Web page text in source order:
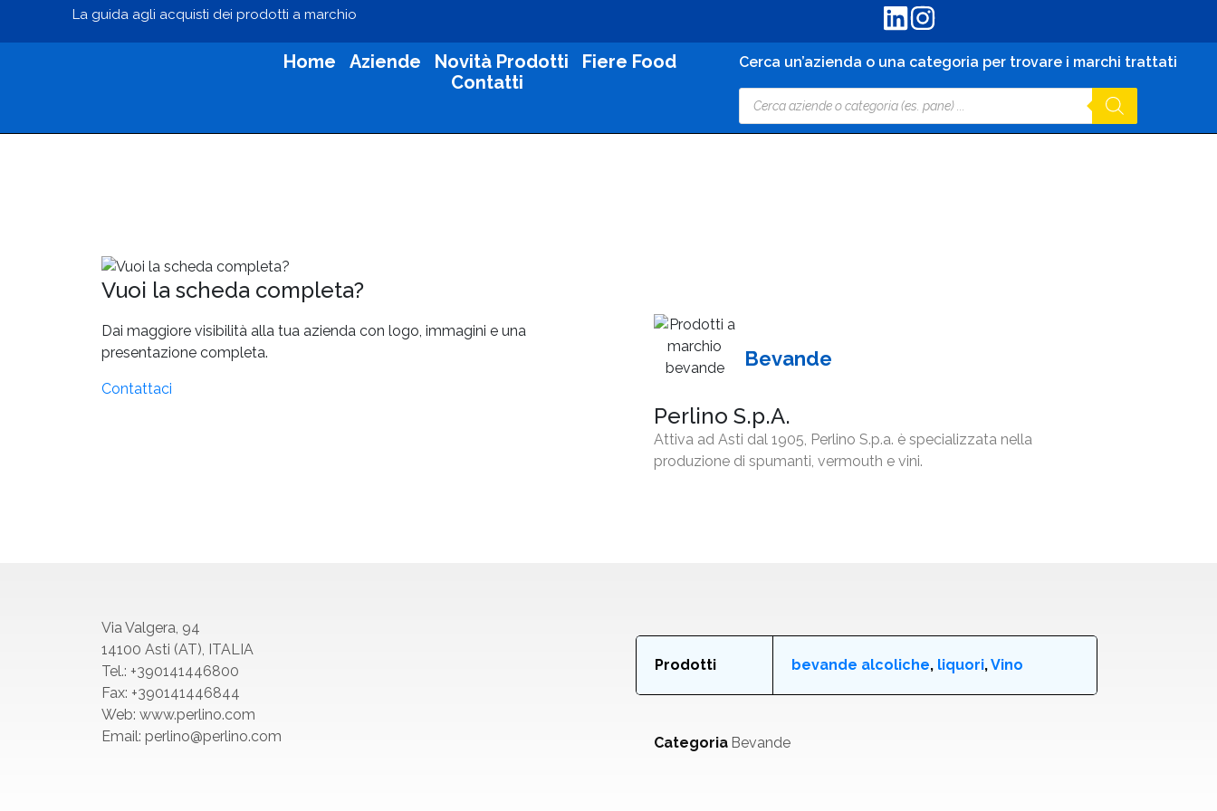
La guida agli acquisti dei prodotti a marchio
Home Aziende Novità Prodotti
Fiere Food
Contatti
Cerca un’azienda o una categoria per trovare i marchi trattati
Vuoi la scheda completa?
Dai maggiore visibilità alla tua azienda con logo, immagini e una
presentazione completa.
Contattaci
Bevande
Perlino S.p.A.
Attiva ad Asti dal 1905, Perlino S.p.a. è specializzata nella
produzione di spumanti, vermouth e vini.
Via Valgera, 94
14100 Asti (AT), ITALIA
Tel.: +390141446800
Fax: +390141446844
Web: www.perlino.com
Email: perlino@perlino.com
Prodotti bevande alcoliche, liquori,Vino
Categoria Bevande